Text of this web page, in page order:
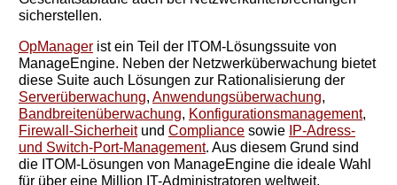
sicherstellen.
OpManager ist ein Teil der ITOM-Lösungssuite von
ManageEngine. Neben der Netzwerküberwachung bietet
diese Suite auch Lösungen zur Rationalisierung der
Serverüberwachung, Anwendungsüberwachung,
Bandbreitenüberwachung, Konfigurationsmanagement,
Firewall-Sicherheitund Compliance sowie IP-Adress-
und Switch-Port-Management. Aus diesem Grund sind
die ITOM-Lösungen von ManageEngine die ideale Wahl
für über eine Million IT-Administratoren weltweit.